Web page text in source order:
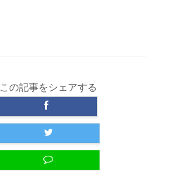
この記事をシェアする